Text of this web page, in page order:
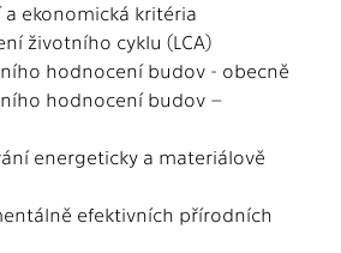
ekonomická kritéria
životního cyklu (LCA)
hodnocení budov - obecně
hodnocení budov –
energeticky a materiálově
efektivních přírodních